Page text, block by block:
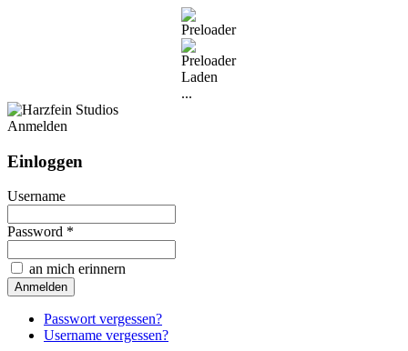
Laden
...
Anmelden
Einloggen
Username
Password *
an mich erinnern
Passwort vergessen?
Username vergessen?